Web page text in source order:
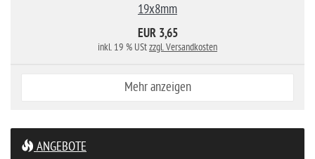
19x8mm
EUR 3,65
inkl. 19 % UStzzgl. Versandkosten
Mehr anzeigen
ANGEBOTE